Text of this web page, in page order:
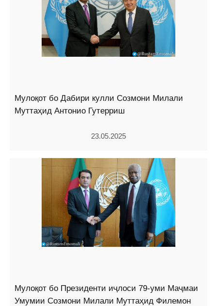
Мулоқот бо Дабири кулли Созмони Милали
Муттаҳид Антонио Гутерриш
23.05.2025
Мулоқот бо Президенти иҷлоси 79-уми Маҷмаи
Умумии Созмони Милали Муттаҳид Филемон